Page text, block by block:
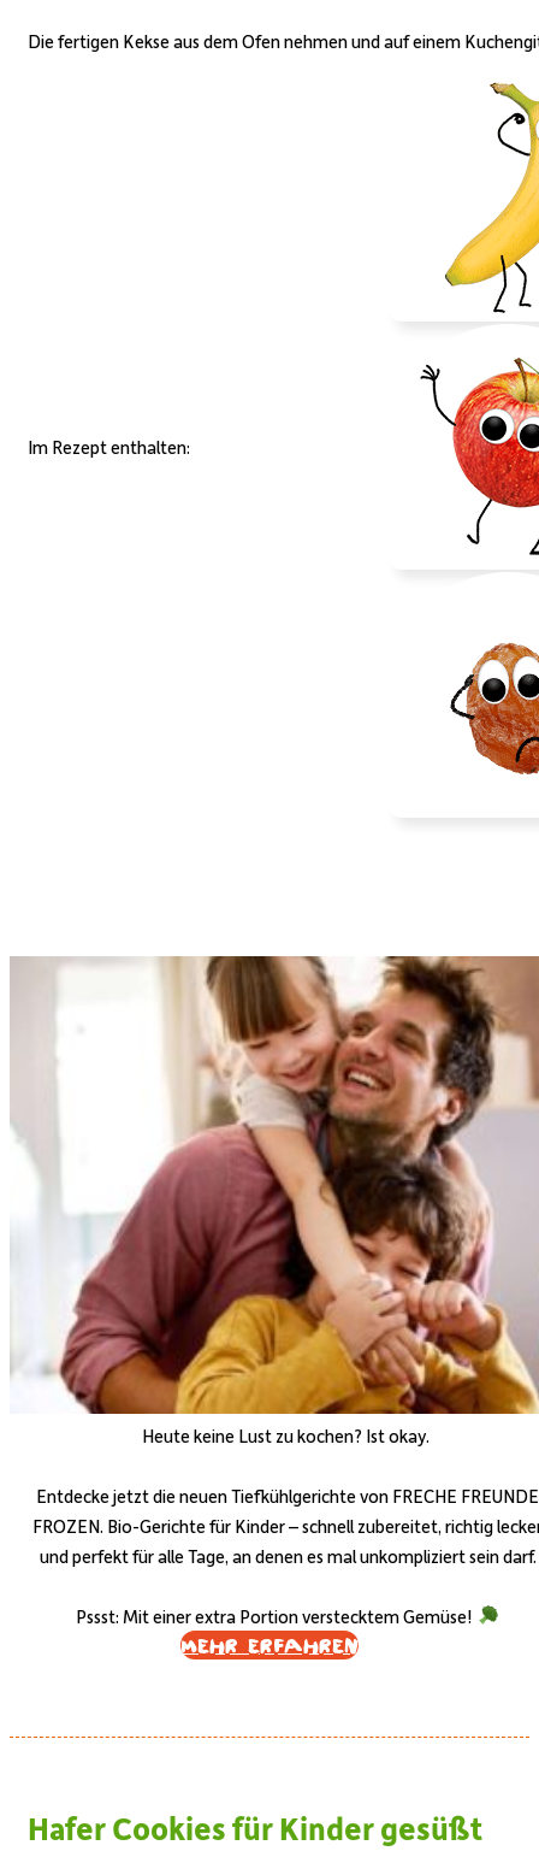
Die fertigen Kekse aus dem Ofen nehmen und auf einem
Im Rezept enthalten:
Heute keine Lust zu kochen? Ist okay.
Entdecke jetzt die neuen Tiefkühlgerichte von FRECHE FREUNDE
FROZEN. Bio-Gerichte für Kinder – schnell zubereitet, richtig
und perfekt für alle Tage, an denen es mal unkompliziert sein darf.
Pssst: Mit einer extra Portion verstecktem Gemüse!
Mehr erfahren
Hafer Cookies für Kinder gesüßt